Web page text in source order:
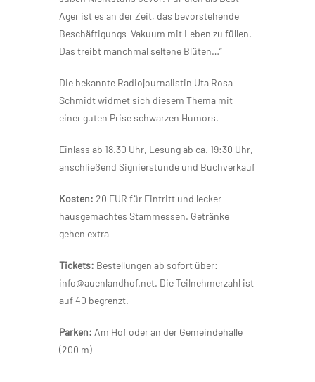
Ager ist es an der Zeit, das bevorstehende
Beschäftigungs-Vakuum mit Leben zu füllen.
Das treibt manchmal seltene Blüten…“
Die bekannte Radiojournalistin Uta Rosa
Schmidt widmet sich diesem Thema mit
einer guten Prise schwarzen Humors.
Einlass ab 18.30 Uhr, Lesung ab ca. 19:30 Uhr,
anschließend Signierstunde und Buchverkauf
Kosten: 20 EUR für Eintritt und lecker
hausgemachtes Stammessen. Getränke
gehen extra
Tickets: Bestellungen ab sofort über:
info@auenlandhof.net. Die Teilnehmerzahl ist
auf 40 begrenzt.
Parken: Am Hof oder an der Gemeindehalle
(200 m)